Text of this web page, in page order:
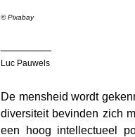
© Pixabay
Luc Pauwels
De mensheid wordt
diversiteit bevinden zich
een hoog intellectueel